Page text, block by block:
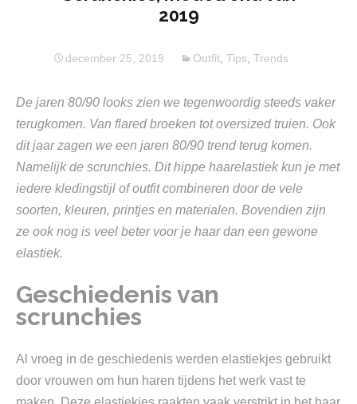
2019
december 25, 2019 Outfit Tips Trends
De jaren 80/90 looks zien we tegenwoordig steeds vaker
terugkomen. Van flared broeken tot oversized truien. Ook
dit jaar zagen we een jaren 80/90 trend terug komen.
Namelijk de scrunchies. Dit hippe haarelastiek kun je met
iedere kledingstijl of outfit combineren door de vele
soorten, kleuren, printjes en materialen. Bovendien zijn
ze ook nog is veel beter voor je haar dan een gewone
elastiek.
Geschiedenis van
scrunchies
Al vroeg in de geschiedenis werden elastiekjes gebruikt
door vrouwen om hun haren tijdens het werk vast te